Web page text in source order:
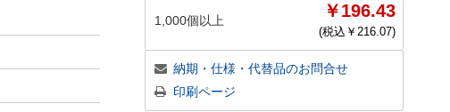
1,000個以上 ￥196.43
(税込￥ 216.07)
納期・仕様・代替品のお問合せ
印刷ページ